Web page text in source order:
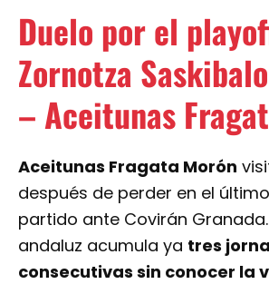
Duelo por el
Zornotza
– Aceitunas
Aceitunas Fragata Morón
después de perder en el
partido ante Covirán
andaluz acumula ya tres
consecutivas sin conocer la